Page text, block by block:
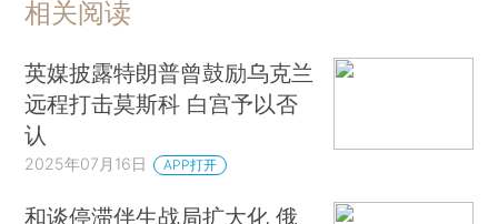
相关阅读
英媒披露特朗普曾鼓励乌克兰
远程打击莫斯科 白宫予以否
认
2025年07月16日 APP打开
和谈停滞伴生战局扩大化 俄